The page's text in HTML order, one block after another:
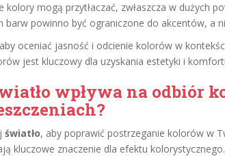
kolory mogą przytłaczać, zwłaszcza w dużych
barw powinno być ograniczone do akcentów, a
oceniać jasność i odcienie kolorów w
jest kluczowy dla uzyskania estetyki i
wpływa na odbiór
światło, aby poprawić postrzeganie kolorów w
kluczowe znaczenie dla efektu